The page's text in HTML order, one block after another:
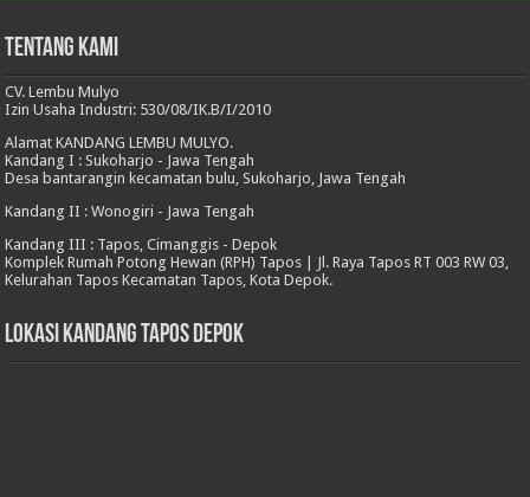
Tentang Kami
CV. Lembu Mulyo
Izin Usaha Industri: 530/08/IK.B/I/2010
Alamat KANDANG LEMBU MULYO.
Kandang I : Sukoharjo - Jawa Tengah
Desa bantarangin kecamatan bulu, Sukoharjo, Jawa Tengah
Kandang II : Wonogiri - Jawa Tengah
Kandang III : Tapos, Cimanggis - Depok
Komplek Rumah Potong Hewan (RPH) Tapos | Jl. Raya Tapos RT 003 RW 03,
Kelurahan Tapos Kecamatan Tapos, Kota Depok.
Lokasi Kandang Tapos Depok